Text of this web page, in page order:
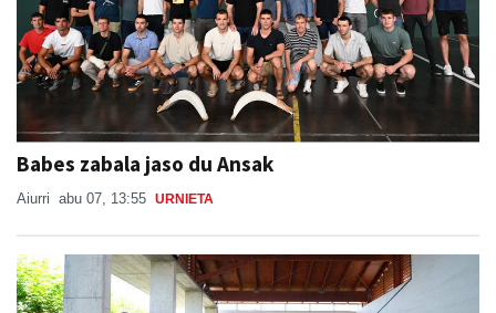
Babes zabala jaso du Ansak
Aiurri abu 07, 13:55 URNIETA